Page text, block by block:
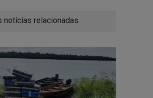
notícias relacionadas